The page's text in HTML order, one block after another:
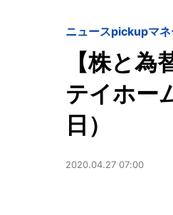
ニュースpickupマ
【株と
テイホー
日）
2020.04.27 07:00